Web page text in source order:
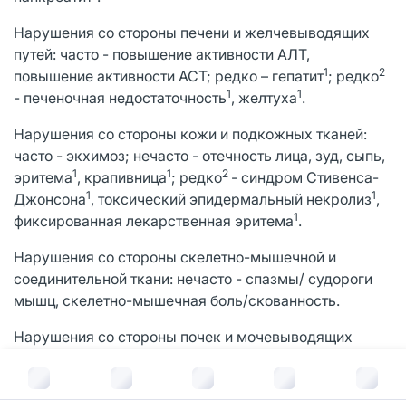
В корзину за
Нарушения со стороны печени и желчевыводящих
путей: часто - повышение активности АЛТ,
повышение активности ACT; редко – гепатит1; редко2
- печеночная недостаточность1, желтуха1.
Нарушения со стороны кожи и подкожных тканей:
часто - экхимоз; нечасто - отечность лица, зуд, сыпь,
эритема1, крапивница1; редко2 - синдром Стивенса-
Джонсона1, токсический эпидермальный некролиз1,
фиксированная лекарственная эритема1.
Нарушения со стороны скелетно-мышечной и
соединительной ткани: нечасто - спазмы/ судороги
мышц, скелетно-мышечная боль/скованность.
Нарушения со стороны почек и мочевыводящих
путей: нечасто - протеинурия, повышение креатинина